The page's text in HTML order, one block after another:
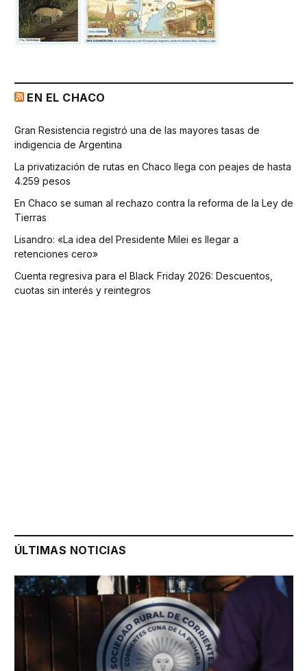
EN EL CHACO
Gran Resistencia registró una de las mayores tasas de
indigencia de Argentina
La privatización de rutas en Chaco llega con peajes de hasta
4.259 pesos
En Chaco se suman al rechazo contra la reforma de la Ley de
Tierras
Lisandro: «La idea del Presidente Milei es llegar a
retenciones cero»
Cuenta regresiva para el Black Friday 2026: Descuentos,
cuotas sin interés y reintegros
ÚLTIMAS NOTICIAS